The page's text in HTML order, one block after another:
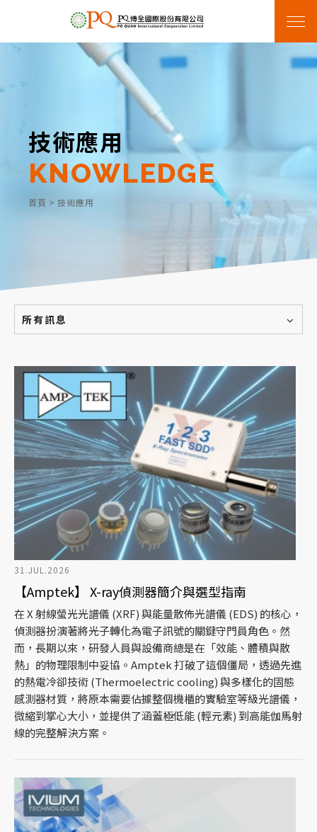
技術應用
KNOWLEDGE
首頁 > 技術應用
所有訊息
31.JUL.2026
【Amptek】 X-ray偵測器簡介與選型指南
在 X 射線螢光光譜儀 (XRF) 與能量散佈光譜儀 (EDS) 的核心，
偵測器扮演著將光子轉化為電子訊號的關鍵守門員角色。然
而，長期以來，研發人員與設備商總是在「效能、體積與散
熱」的物理限制中妥協。Amptek 打破了這個僵局，透過先進
的熱電冷卻技術 (Thermoelectric cooling) 與多樣化的固態
感測器材質，將原本需要佔據整個機櫃的實驗室等級光譜儀，
微縮到掌心大小，並提供了涵蓋極低能 (輕元素) 到高能伽馬射
線的完整解決方案。